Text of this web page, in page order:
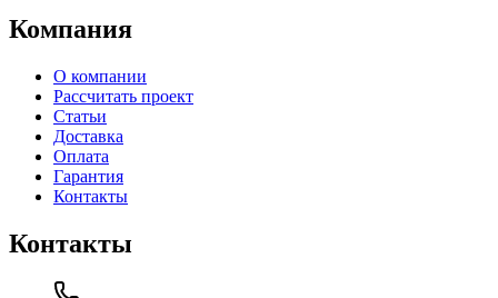
Компания
О компании
Рассчитать проект
Статьи
Доставка
Оплата
Гарантия
Контакты
Контакты